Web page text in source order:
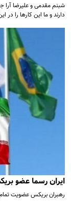
شبنم مقدمی و علیرضا
دارند و ما این کارها را در
ایران رسما عضو
رهبران بریکس عضویت تمام